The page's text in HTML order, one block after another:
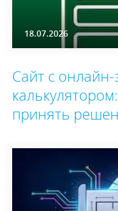
18.07.2026
Сайт с
принять